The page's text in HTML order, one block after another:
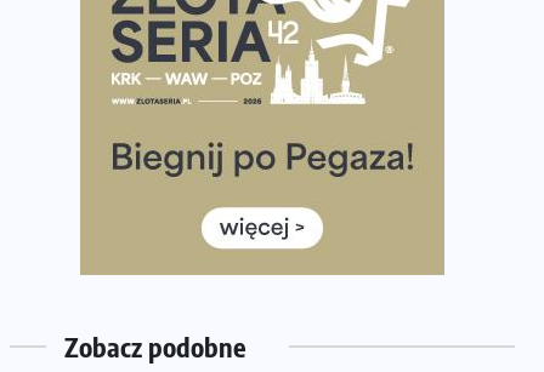
Już w ten weekend! Przed nami Nocny Portowy
Maraton i Półmaraton Szczeciński. Wszystko, co warto
Medal i koszulka 35. Biegu Powstania Warszawskiego.
Na listach startowych są jeszcze wolne miejsca
Jak zaplanować domowe cardio bez przepełniania
mieszkania sprzętem
Zobacz podobne